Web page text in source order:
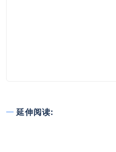
延伸阅读: